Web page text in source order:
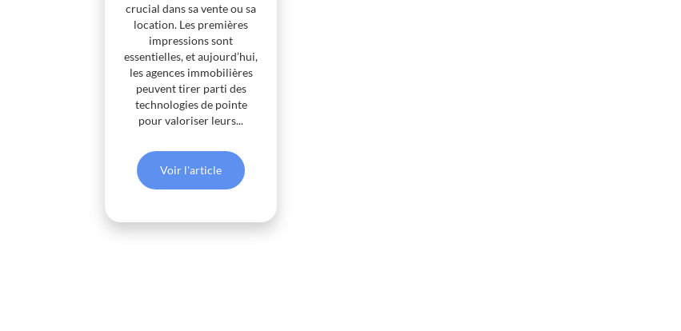
crucial dans sa vente ou sa
location. Les premières
impressions sont
essentielles, et aujourd’hui,
les agences immobilières
peuvent tirer parti des
technologies de pointe
pour valoriser leurs...
Voir l'article